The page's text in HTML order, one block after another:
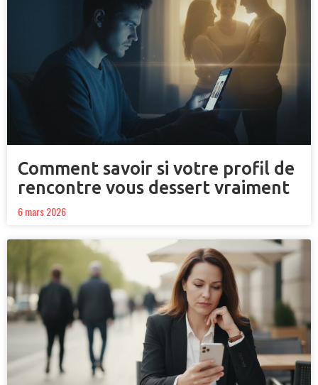
Comment savoir si votre profil de
rencontre vous dessert vraiment
6 mars 2026